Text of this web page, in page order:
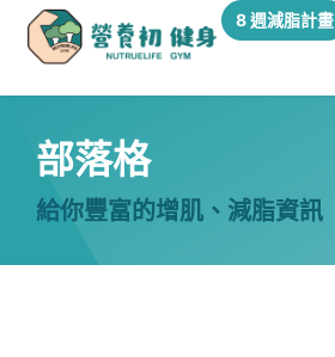
8 週減脂計畫
部落格
給你豐富的增肌、減脂資訊